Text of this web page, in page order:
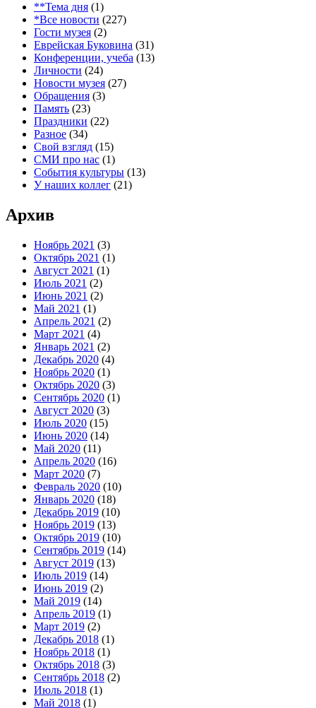
**Тема дня (1)
*Все новости (227)
Гости музея (2)
Еврейская Буковина (31)
Конференции, учеба (13)
Личности (24)
Новости музея (27)
Обращения (3)
Память (23)
Праздники (22)
Разное (34)
Свой взгляд (15)
СМИ про нас (1)
События культуры (13)
У наших коллег (21)
Архив
Ноябрь 2021 (3)
Октябрь 2021 (1)
Август 2021 (1)
Июль 2021 (2)
Июнь 2021 (2)
Май 2021 (1)
Апрель 2021 (2)
Март 2021 (4)
Январь 2021 (2)
Декабрь 2020 (4)
Ноябрь 2020 (1)
Октябрь 2020 (3)
Сентябрь 2020 (1)
Август 2020 (3)
Июль 2020 (15)
Июнь 2020 (14)
Май 2020 (11)
Апрель 2020 (16)
Март 2020 (7)
Февраль 2020 (10)
Январь 2020 (18)
Декабрь 2019 (10)
Ноябрь 2019 (13)
Октябрь 2019 (10)
Сентябрь 2019 (14)
Август 2019 (13)
Июль 2019 (14)
Июнь 2019 (2)
Май 2019 (14)
Апрель 2019 (1)
Март 2019 (2)
Декабрь 2018 (1)
Ноябрь 2018 (1)
Октябрь 2018 (3)
Сентябрь 2018 (2)
Июль 2018 (1)
Май 2018 (1)